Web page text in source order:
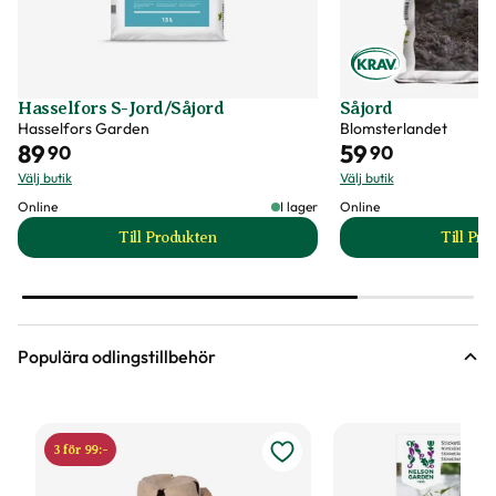
Hasselfors S-Jord/Såjord
Hasselfors Garden
8990
Välj butik
Online
I lager
Till Produkten
till Hasselfors S-Jord/Såjord produktsida
Såjord
Blomsterlandet
5990
Välj butik
Online
Till
Populära odlingstillbehör
3 för 99:-